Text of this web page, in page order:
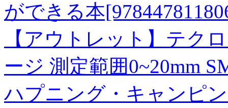
ができる本
【アウトレット】テク
ージ 測定範囲0~20mm
ハプニング・キャンピ